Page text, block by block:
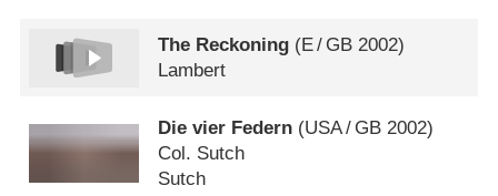
The Reckoning (E/ GB 2002)
Lambert
Die vier Federn (USA/ GB 2002)
Col. Sutch
Sutch